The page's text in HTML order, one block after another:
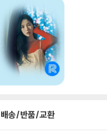
배송/반품/교환